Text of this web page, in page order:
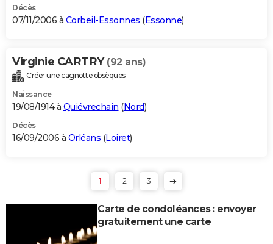
Décès
07/11/2006 à Corbeil-Essonnes (Essonne)
Virginie CARTRY (92 ans)
Créer une cagnotte obsèques
Naissance
19/08/1914 à Quiévrechain (Nord)
Décès
16/09/2006 à Orléans (Loiret)
1 2 3
Carte de condoléances : envoyer
gratuitement une carte